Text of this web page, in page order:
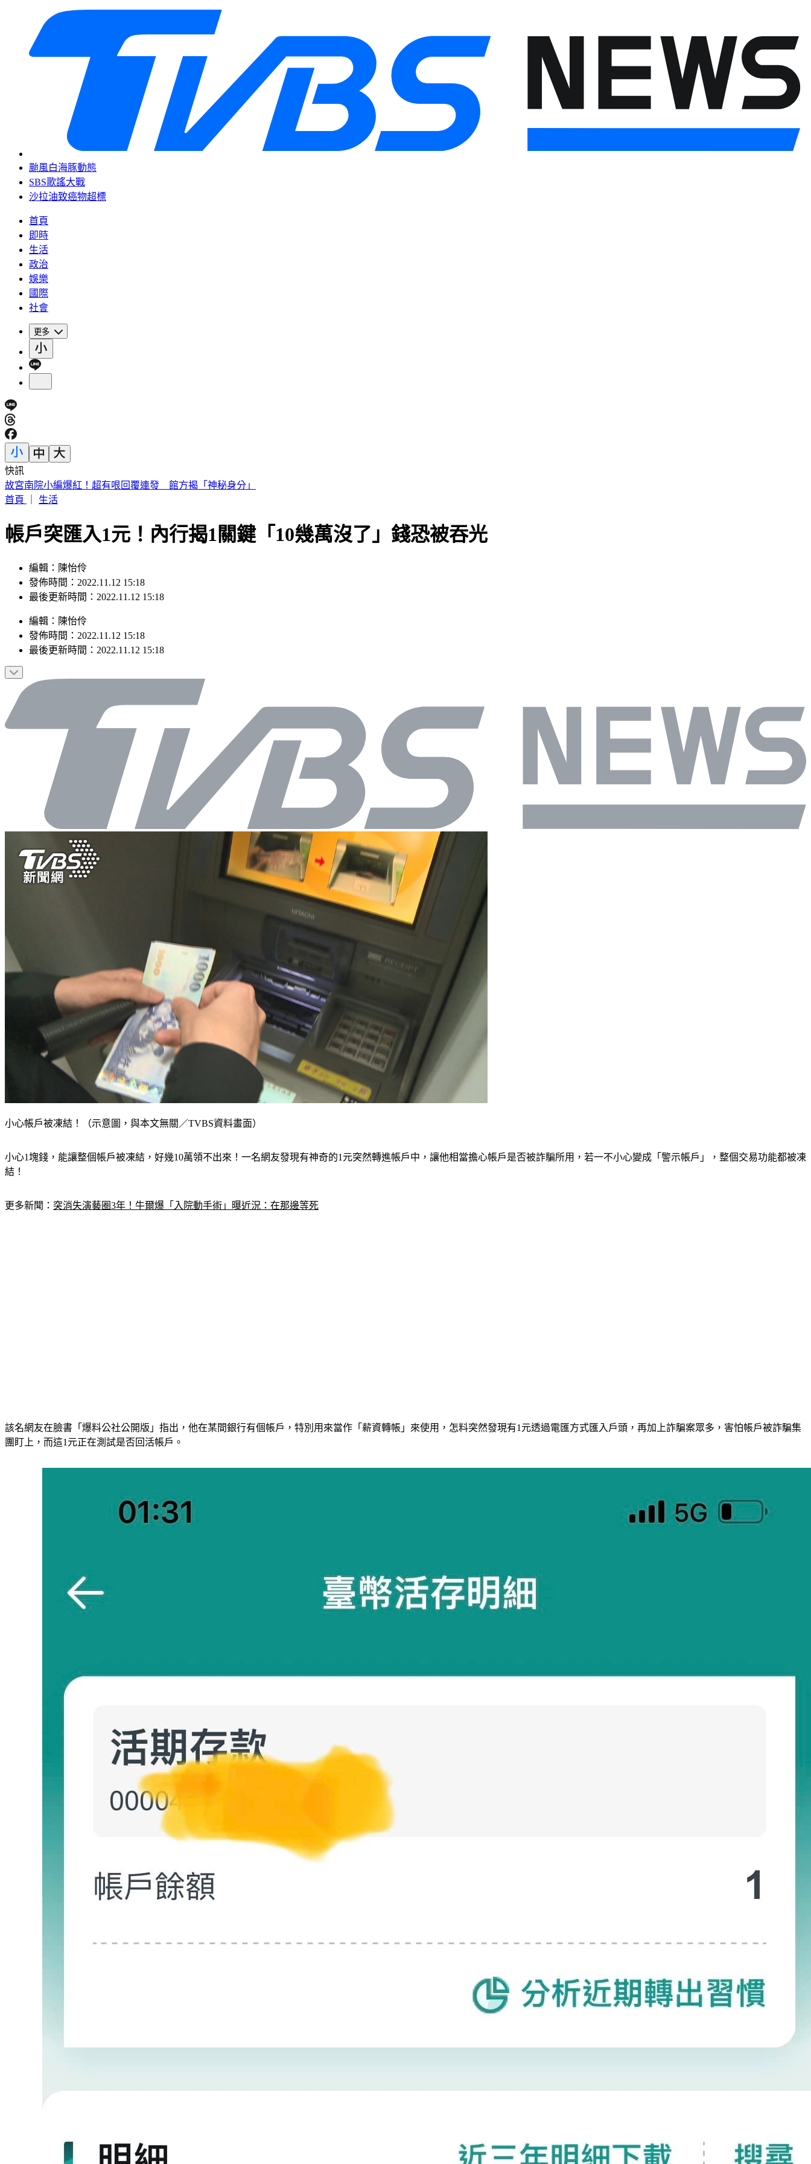
颱風白海豚動態
SBS歌謠大戰
沙拉油致癌物超標
首頁
即時
生活
政治
娛樂
國際
社會
更多
快訊
故宮南院小編爆紅！超有哏回覆連發 館方揭「神秘身分」
首頁
生活
帳戶突匯入1元！內行揭1關鍵「10幾萬沒了」錢恐被吞光
編輯：陳怡伶
發佈時間：2022.11.12 15:18
最後更新時間：2022.11.12 15:18
編輯 ： 陳怡伶
發佈時間： 2022.11.12 15:18
最後更新時間： 2022.11.12 15:18
小心帳戶被凍結！（示意圖，與本文無關／TVBS資料畫面）
小心1塊錢，能讓整個帳戶被凍結，好幾10萬領不出來！一名網友發現有神奇的1元突然轉進帳戶中，讓他相當擔心帳戶是否被詐騙所用，若一不小心變成「警示帳戶」，整個交易功能都被凍
結！
更多新聞： 突消失演藝圈3年！牛爾爆「入院動手術」曝近況：在那邊等死
該名網友在臉書「爆料公社公開版」指出，他在某間銀行有個帳戶，特別用來當作「薪資轉帳」來使用，怎料突然發現有1元透過電匯方式匯入戶頭，再加上詐騙案眾多，害怕帳戶被詐騙集
團盯上，而這1元正在測試是否回活帳戶。